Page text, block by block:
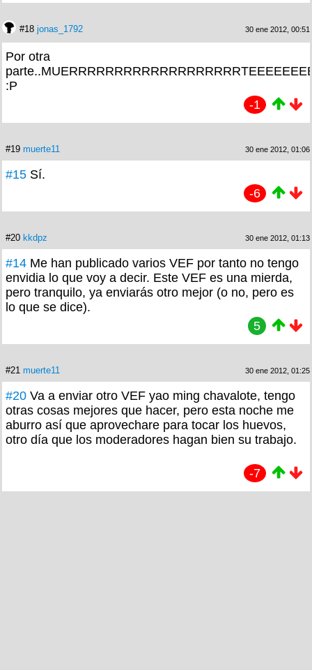
#18 jonas_1792 30 ene 2012, 00:51
Por otra
:P
-1
#19 muerte11 30 ene 2012, 01:06
#15 Sí.
-6
#20 kkdpz 30 ene 2012, 01:13
#14 Me han publicado varios VEF por tanto no tengo
envidia lo que voy a decir. Este VEF es una mierda,
pero tranquilo, ya enviarás otro mejor (o no, pero es
lo que se dice).
5
#21 muerte11 30 ene 2012, 01:25
#20 Va a enviar otro VEF yao ming chavalote, tengo
otras cosas mejores que hacer, pero esta noche me
aburro así que aprovechare para tocar los huevos,
otro día que los moderadores hagan bien su trabajo.
-7